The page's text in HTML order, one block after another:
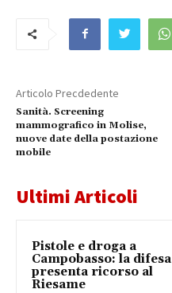
Articolo Precdedente
Sanità. Screening
mammografico in Molise,
nuove date della postazione
mobile
Ultimi Articoli
Pistole e droga a
Campobasso: la difesa
presenta ricorso al
Riesame